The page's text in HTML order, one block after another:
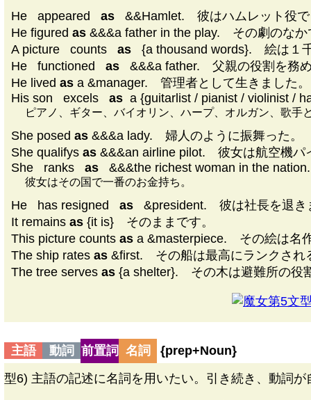
He appeared as
&&Hamlet. 彼はハムレット役
He figured as &&&a father in the play. その劇のなか
A picture
counts as
{a thousand words}. 絵は１
He
functioned as
&&&a father. 父親の役割を務
He lived as a &manager. 管理者として生きました。
His son
excels as a {guitarlist / pianist / violinist /
ピアノ、ギター、バイオリン、ハープ、オルガン、歌手
She posed as &&&a lady. 婦人のように振舞った。
She qualifys as &&&an airline pilot. 彼女は航空機パ
She
ranks as &&&the richest woman in the nation.
彼女はその国で一番のお金持ち。
He has resigned as
&president. 彼は社長を退き
It remains as {it is} そのままです。
This picture counts as a &masterpiece. その絵は名
The ship rates as &first. その船は最高にランクされ
The tree serves as {a shelter}. その木は避難所の役
第5文
主語 動詞 前置詞 名詞 {prep+Noun}
型6) 主語の記述に名詞を用いたい。引き続き、動詞